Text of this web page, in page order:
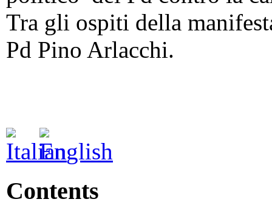
Tra gli ospiti della
Pd Pino Arlacchi.
Contents